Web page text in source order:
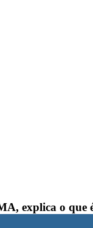
explica o que